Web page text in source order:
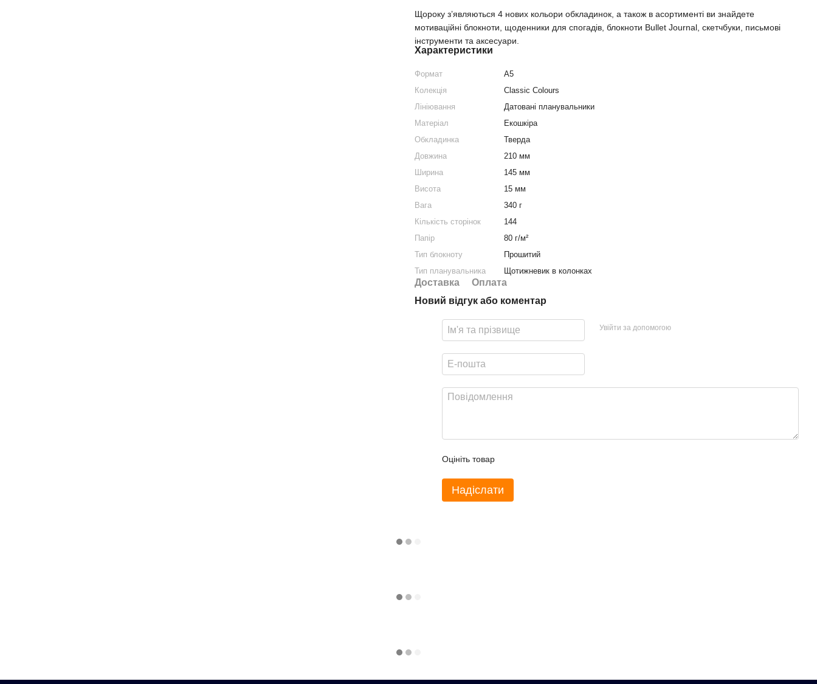
Щороку з’являються 4 нових кольори обкладинок, а також в асортименті ви знайдете
мотиваційні блокноти, щоденники для спогадів, блокноти Bullet Journal, скетчбуки, письмові
інструменти та аксесуари.
Характеристики
Формат
A5
Колекція
Classic Colours
Лініювання
Датовані планувальники
Матеріал
Екошкіра
Обкладинка
Тверда
Довжина
210 мм
Ширина
145 мм
Висота
15 мм
Вага
340 г
Кількість сторінок
144
Папір
80 г/м²
Тип блокноту
Прошитий
Тип планувальника
Щотижневик в колонках
Доставка
Оплата
Новий відгук або коментар
Увійти за допомогою
Оцініть товар
Надіслати